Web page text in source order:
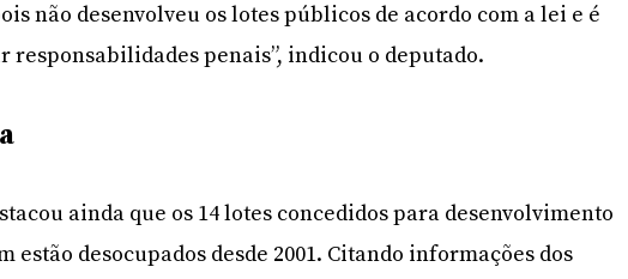
não desenvolveu os lotes públicos de acordo com a lei e é
responsabilidades penais”, indicou o deputado.
ainda que os 14 lotes concedidos para desenvolvimento
estão desocupados desde 2001. Citando informações dos